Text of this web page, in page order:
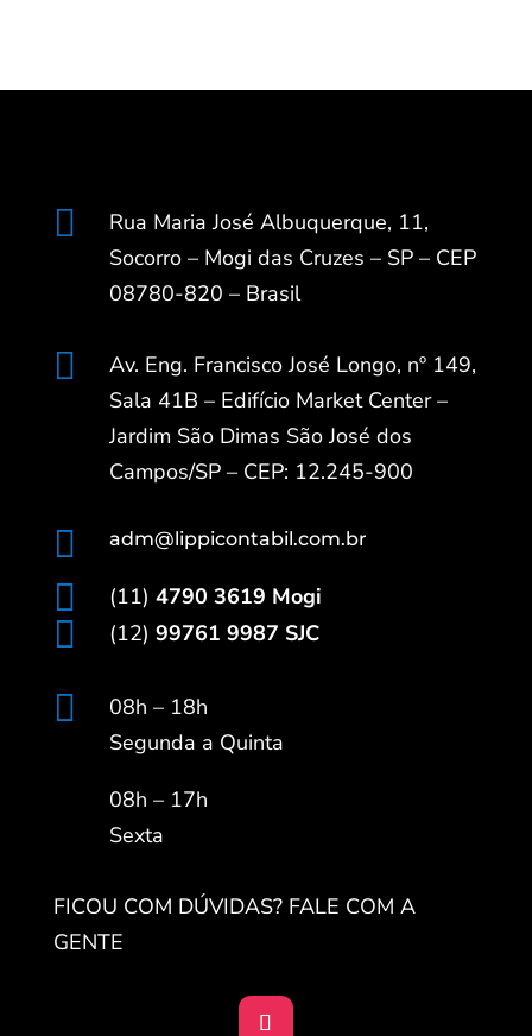

Rua Maria José Albuquerque, 11,
Socorro – Mogi das Cruzes – SP – CEP
08780-820 – Brasil

Av. Eng. Francisco José Longo, nº 149,
Sala 41B – Edifício Market Center –
Jardim São Dimas São José dos
Campos/SP – CEP: 12.245-900
 adm@lippicontabil.com.br
 (11) 4790 3619 Mogi
 (12) 99761 9987 SJC

08h – 18h
Segunda a Quinta
08h – 17h
Sexta
FICOU COM DÚVIDAS? FALE COM A
GENTE